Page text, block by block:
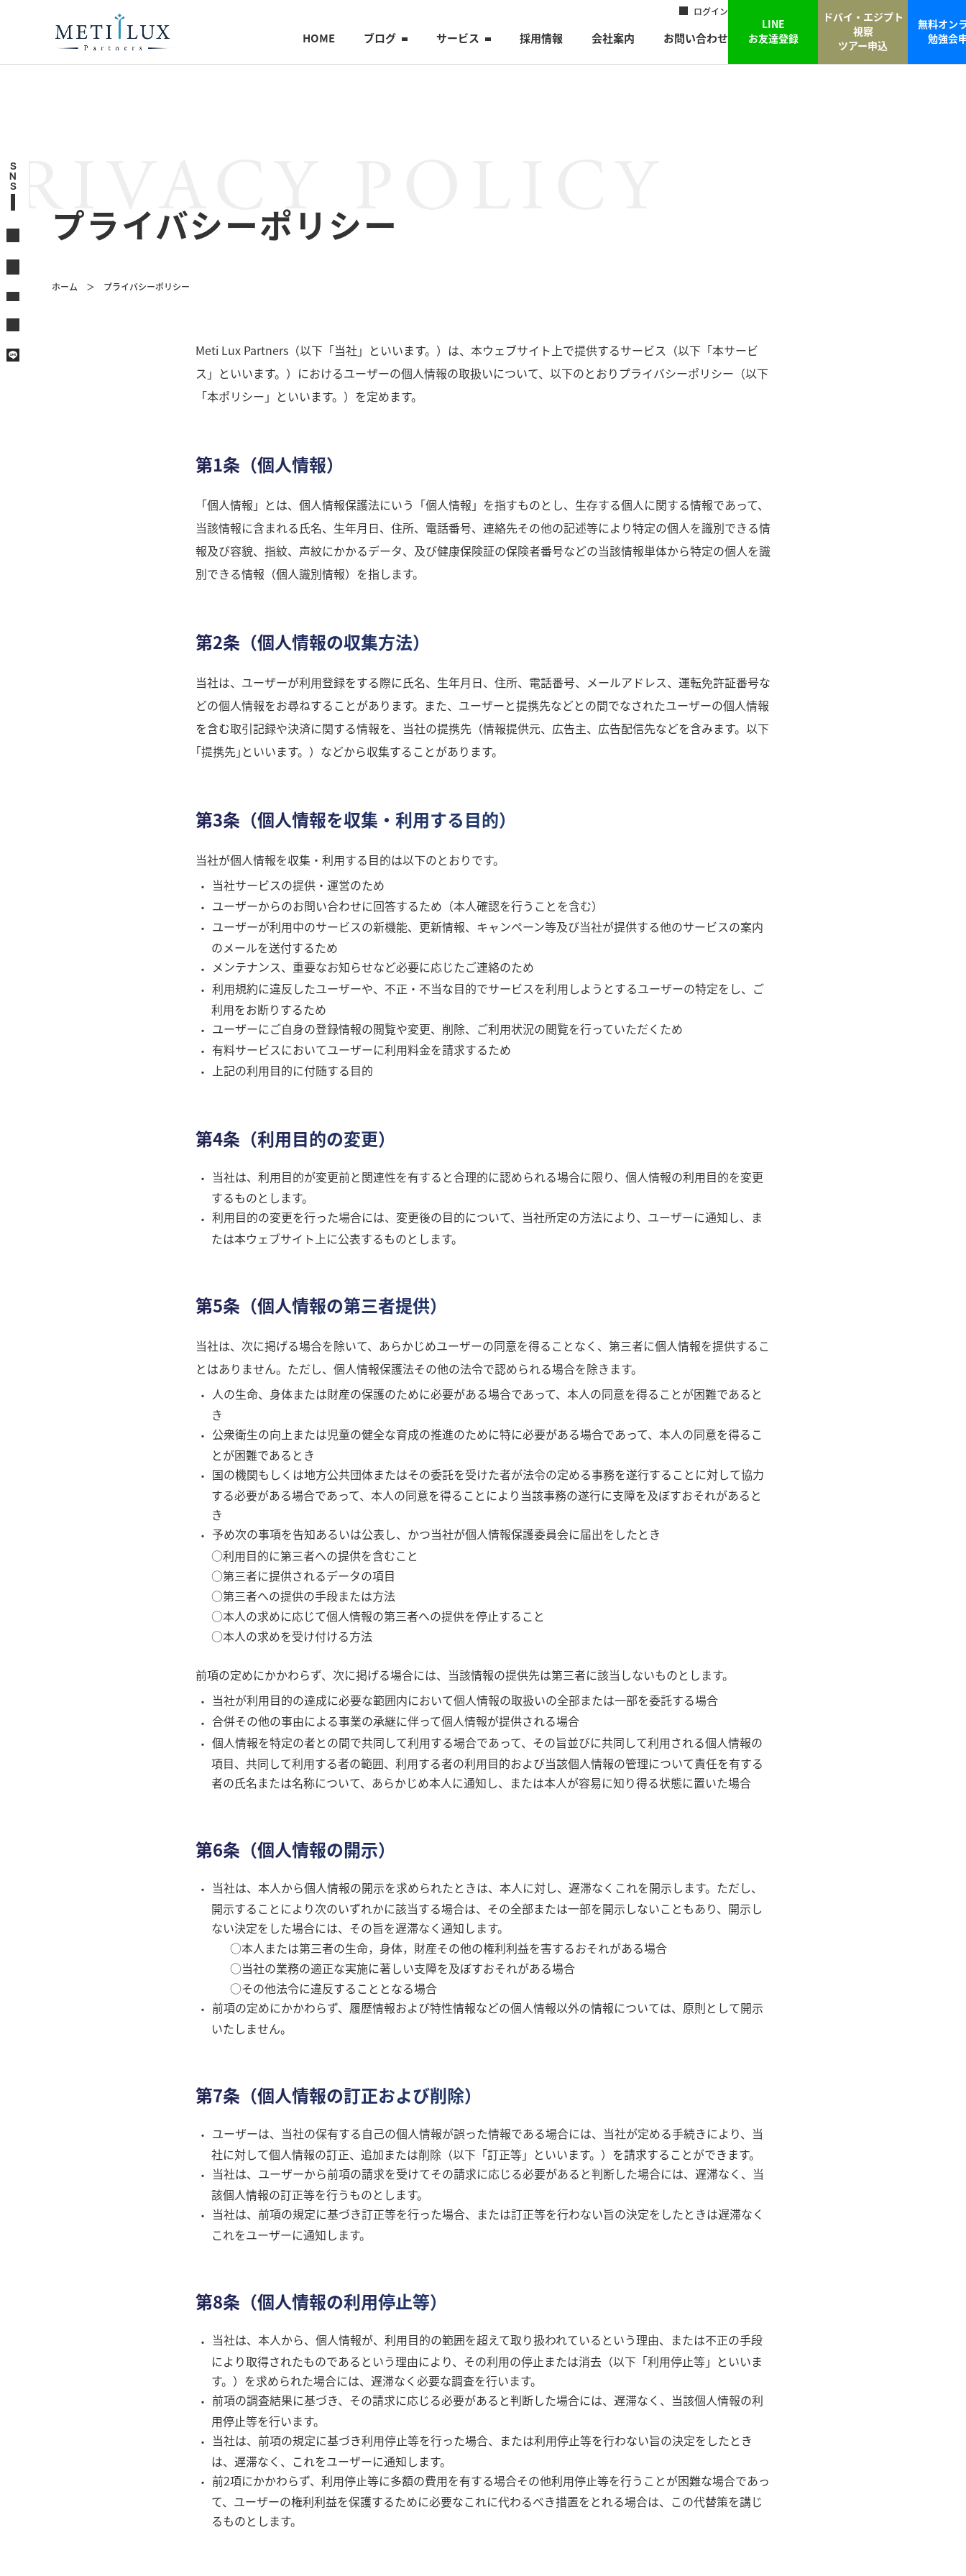
ログイン
HOME ブログ サービス 採用情報 会社案内 お問い合わせ
LINE
お友達登録
ドバイ・エジプト
視察
ツアー申込
無料オン
勉強会
POLICY
プライバシーポリシー
ホーム プライバシーポリシー
Meti Lux Partners（以下「当社」といいます。）は、本ウェブサイト上で提供するサービス（以下「本サービ
ス」といいます。）におけるユーザーの個人情報の取扱いについて、以下のとおりプライバシーポリシー（以下
「本ポリシー」といいます。）を定めます。
第1条（個人情報）
「個人情報」とは、個人情報保護法にいう「個人情報」を指すものとし、生存する個人に関する情報であって、
当該情報に含まれる氏名、生年月日、住所、電話番号、連絡先その他の記述等により特定の個人を識別できる情
報及び容貌、指紋、声紋にかかるデータ、及び健康保険証の保険者番号などの当該情報単体から特定の個人を識
別できる情報（個人識別情報）を指します。
第2条（個人情報の収集方法）
当社は、ユーザーが利用登録をする際に氏名、生年月日、住所、電話番号、メールアドレス、運転免許証番号な
どの個人情報をお尋ねすることがあります。また、ユーザーと提携先などとの間でなされたユーザーの個人情報
を含む取引記録や決済に関する情報を、当社の提携先（情報提供元、広告主、広告配信先などを含みます。以下
｢提携先｣といいます。）などから収集することがあります。
第3条（個人情報を収集・利用する目的）
当社が個人情報を収集・利用する目的は以下のとおりです。
当社サービスの提供・運営のため
ユーザーからのお問い合わせに回答するため（本人確認を行うことを含む）
ユーザーが利用中のサービスの新機能、更新情報、キャンペーン等及び当社が提供する他のサービスの案内
のメールを送付するため
メンテナンス、重要なお知らせなど必要に応じたご連絡のため
利用規約に違反したユーザーや、不正・不当な目的でサービスを利用しようとするユーザーの特定をし、ご
利用をお断りするため
ユーザーにご自身の登録情報の閲覧や変更、削除、ご利用状況の閲覧を行っていただくため
有料サービスにおいてユーザーに利用料金を請求するため
上記の利用目的に付随する目的
第4条（利用目的の変更）
当社は、利用目的が変更前と関連性を有すると合理的に認められる場合に限り、個人情報の利用目的を変更
するものとします。
利用目的の変更を行った場合には、変更後の目的について、当社所定の方法により、ユーザーに通知し、ま
たは本ウェブサイト上に公表するものとします。
第5条（個人情報の第三者提供）
当社は、次に掲げる場合を除いて、あらかじめユーザーの同意を得ることなく、第三者に個人情報を提供するこ
とはありません。ただし、個人情報保護法その他の法令で認められる場合を除きます。
人の生命、身体または財産の保護のために必要がある場合であって、本人の同意を得ることが困難であると
き
公衆衛生の向上または児童の健全な育成の推進のために特に必要がある場合であって、本人の同意を得るこ
とが困難であるとき
国の機関もしくは地方公共団体またはその委託を受けた者が法令の定める事務を遂行することに対して協力
する必要がある場合であって、本人の同意を得ることにより当該事務の遂行に支障を及ぼすおそれがあると
き
予め次の事項を告知あるいは公表し、かつ当社が個人情報保護委員会に届出をしたとき
○利用目的に第三者への提供を含むこと
○第三者に提供されるデータの項目
○第三者への提供の手段または方法
○本人の求めに応じて個人情報の第三者への提供を停止すること
○本人の求めを受け付ける方法
前項の定めにかかわらず、次に掲げる場合には、当該情報の提供先は第三者に該当しないものとします。
当社が利用目的の達成に必要な範囲内において個人情報の取扱いの全部または一部を委託する場合
合併その他の事由による事業の承継に伴って個人情報が提供される場合
個人情報を特定の者との間で共同して利用する場合であって、その旨並びに共同して利用される個人情報の
項目、共同して利用する者の範囲、利用する者の利用目的および当該個人情報の管理について責任を有する
者の氏名または名称について、あらかじめ本人に通知し、または本人が容易に知り得る状態に置いた場合
第6条（個人情報の開示）
当社は、本人から個人情報の開示を求められたときは、本人に対し、遅滞なくこれを開示します。ただし、
開示することにより次のいずれかに該当する場合は、その全部または一部を開示しないこともあり、開示し
ない決定をした場合には、その旨を遅滞なく通知します。
○本人または第三者の生命，身体，財産その他の権利利益を害するおそれがある場合
○当社の業務の適正な実施に著しい支障を及ぼすおそれがある場合
○その他法令に違反することとなる場合
前項の定めにかかわらず、履歴情報および特性情報などの個人情報以外の情報については、原則として開示
いたしません。
第7条（個人情報の訂正および削除）
ユーザーは、当社の保有する自己の個人情報が誤った情報である場合には、当社が定める手続きにより、当
社に対して個人情報の訂正、追加または削除（以下「訂正等」といいます。）を請求することができます。
当社は、ユーザーから前項の請求を受けてその請求に応じる必要があると判断した場合には、遅滞なく、当
該個人情報の訂正等を行うものとします。
当社は、前項の規定に基づき訂正等を行った場合、または訂正等を行わない旨の決定をしたときは遅滞なく
これをユーザーに通知します。
第8条（個人情報の利用停止等）
当社は、本人から、個人情報が、利用目的の範囲を超えて取り扱われているという理由、または不正の手段
により取得されたものであるという理由により、その利用の停止または消去（以下「利用停止等」といいま
す。）を求められた場合には、遅滞なく必要な調査を行います。
前項の調査結果に基づき、その請求に応じる必要があると判断した場合には、遅滞なく、当該個人情報の利
用停止等を行います。
当社は、前項の規定に基づき利用停止等を行った場合、または利用停止等を行わない旨の決定をしたとき
は、遅滞なく、これをユーザーに通知します。
前2項にかかわらず、利用停止等に多額の費用を有する場合その他利用停止等を行うことが困難な場合であっ
て、ユーザーの権利利益を保護するために必要なこれに代わるべき措置をとれる場合は、この代替策を講じ
るものとします。
S
N
S